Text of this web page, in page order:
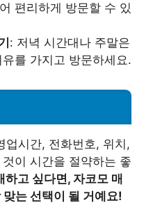
편리하게 방문할 수 있
: 저녁 시간대나 주말은
를 가지고 방문하세요.
업시간, 전화번호, 위치,
이 시간을 절약하는 좋
하고 싶다면, 자코모 매
는 선택이 될 거예요!